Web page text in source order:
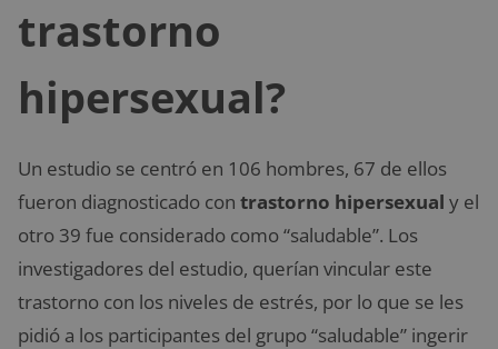
trastorno
hipersexual?
Un estudio se centró en 106 hombres, 67 de ellos
fueron diagnosticado con trastorno hipersexual y el
otro 39 fue considerado como “saludable”. Los
investigadores del estudio, querían vincular este
trastorno con los niveles de estrés, por lo que se les
pidió a los participantes del grupo “saludable” ingerir